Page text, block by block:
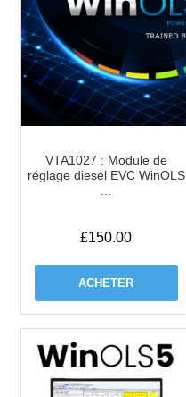
VTA1027 : Module de
réglage diesel EVC WinOLS
£150.00
ACHETER